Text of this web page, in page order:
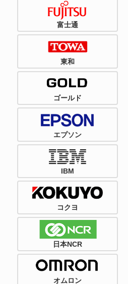
富士通
東和
ゴールド
エプソン
IBM
コクヨ
日本NCR
オムロン